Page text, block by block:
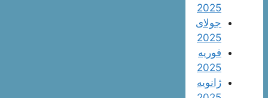
2025
جولای
2025
فوریه
2025
ژانویه